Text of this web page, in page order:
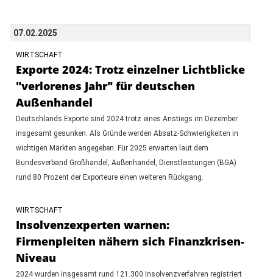
07.02.2025
WIRTSCHAFT
Exporte 2024: Trotz einzelner Lichtblicke
"verlorenes Jahr" für deutschen
Außenhandel
Deutschlands Exporte sind 2024 trotz eines Anstiegs im Dezember
insgesamt gesunken. Als Gründe werden Absatz-Schwierigkeiten in
wichtigen Märkten angegeben. Für 2025 erwarten laut dem
Bundesverband Großhandel, Außenhandel, Dienstleistungen (BGA)
rund 80 Prozent der Exporteure einen weiteren Rückgang.
WIRTSCHAFT
Insolvenzexperten warnen:
Firmenpleiten nähern sich Finanzkrisen-
Niveau
2024 wurden insgesamt rund 121.300 Insolvenzverfahren registriert